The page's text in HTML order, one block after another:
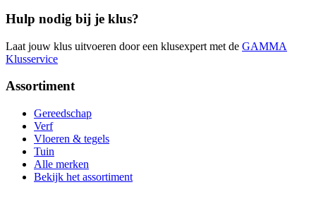
Hulp nodig bij je klus?
Laat jouw klus uitvoeren door een klusexpert met de GAMMA
Klusservice
Assortiment
Gereedschap
Verf
Vloeren & tegels
Tuin
Alle merken
Bekijk het assortiment